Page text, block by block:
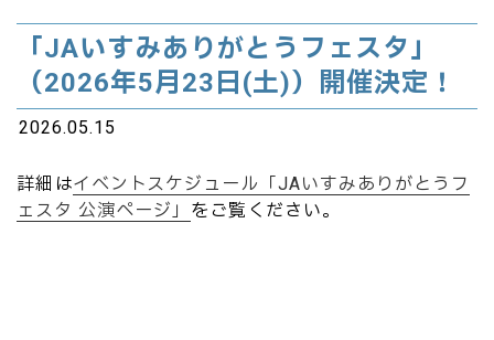
「JAいすみありがとうフェスタ」
（2026年5月23日(土)）開催決定！
2026.05.15
詳細はイベントスケジュール「JAいすみありがとうフ
ェスタ 公演ページ」 をご覧ください。